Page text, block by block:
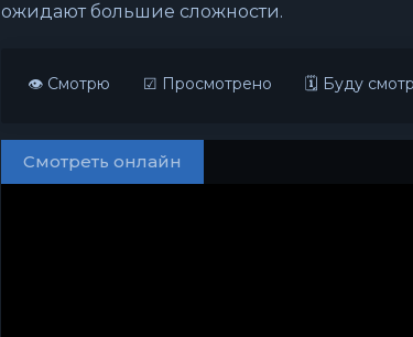
ожидают большие сложности.
👁 Смотрю ☑ Просмотрено 🗓 Буду
Смотреть онлайн